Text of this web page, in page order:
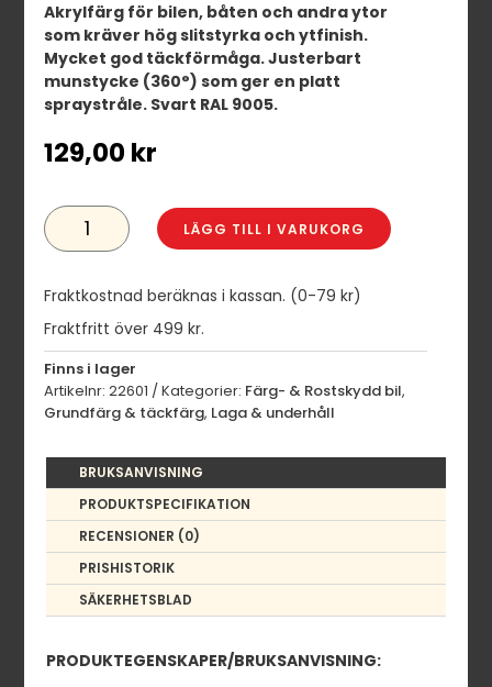
Akrylfärg för bilen, båten och andra ytor
som kräver hög slitstyrka och ytfinish.
Mycket god täckförmåga. Justerbart
munstycke (360°) som ger en platt
spraystråle. Svart RAL 9005.
129,00 kr
CORROPROTECT
FÄRG
MATT
SVART
ML
MÄNGD
LÄGG TILL I VARUKORG
Fraktkostnad beräknas i kassan. (0-79 kr)
Fraktfritt över 499 kr.
Finns i lager
Artikelnr:22601 Kategorier: Färg- & Rostskydd bil,
Grundfärg & täckfärg, Laga & underhåll
BRUKSANVISNING
PRODUKTSPECIFIKATION
RECENSIONER (0)
PRISHISTORIK
SÄKERHETSBLAD
PRODUKTEGENSKAPER/BRUKSANVISNING: